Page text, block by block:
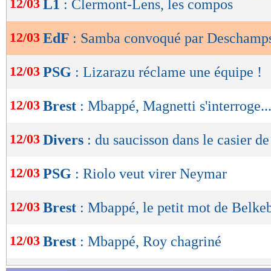
de
OK
12/03 L1 : Clermont-Lens, les compos
12/03 EdF : Samba convoqué par
12/03 PSG : Lizarazu réclame une équipe !
12/03 Brest : Mbappé, Magnetti s'interroge...
12/03 Divers : du saucisson dans le casier
12/03 PSG : Riolo veut virer Neymar
12/03 Brest : Mbappé, le petit mot de
12/03 Brest : Mbappé, Roy chagriné